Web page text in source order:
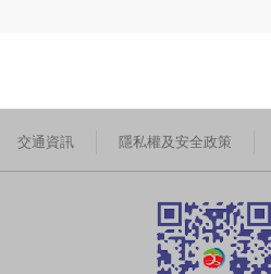
交通資訊 隱私權及安全政策